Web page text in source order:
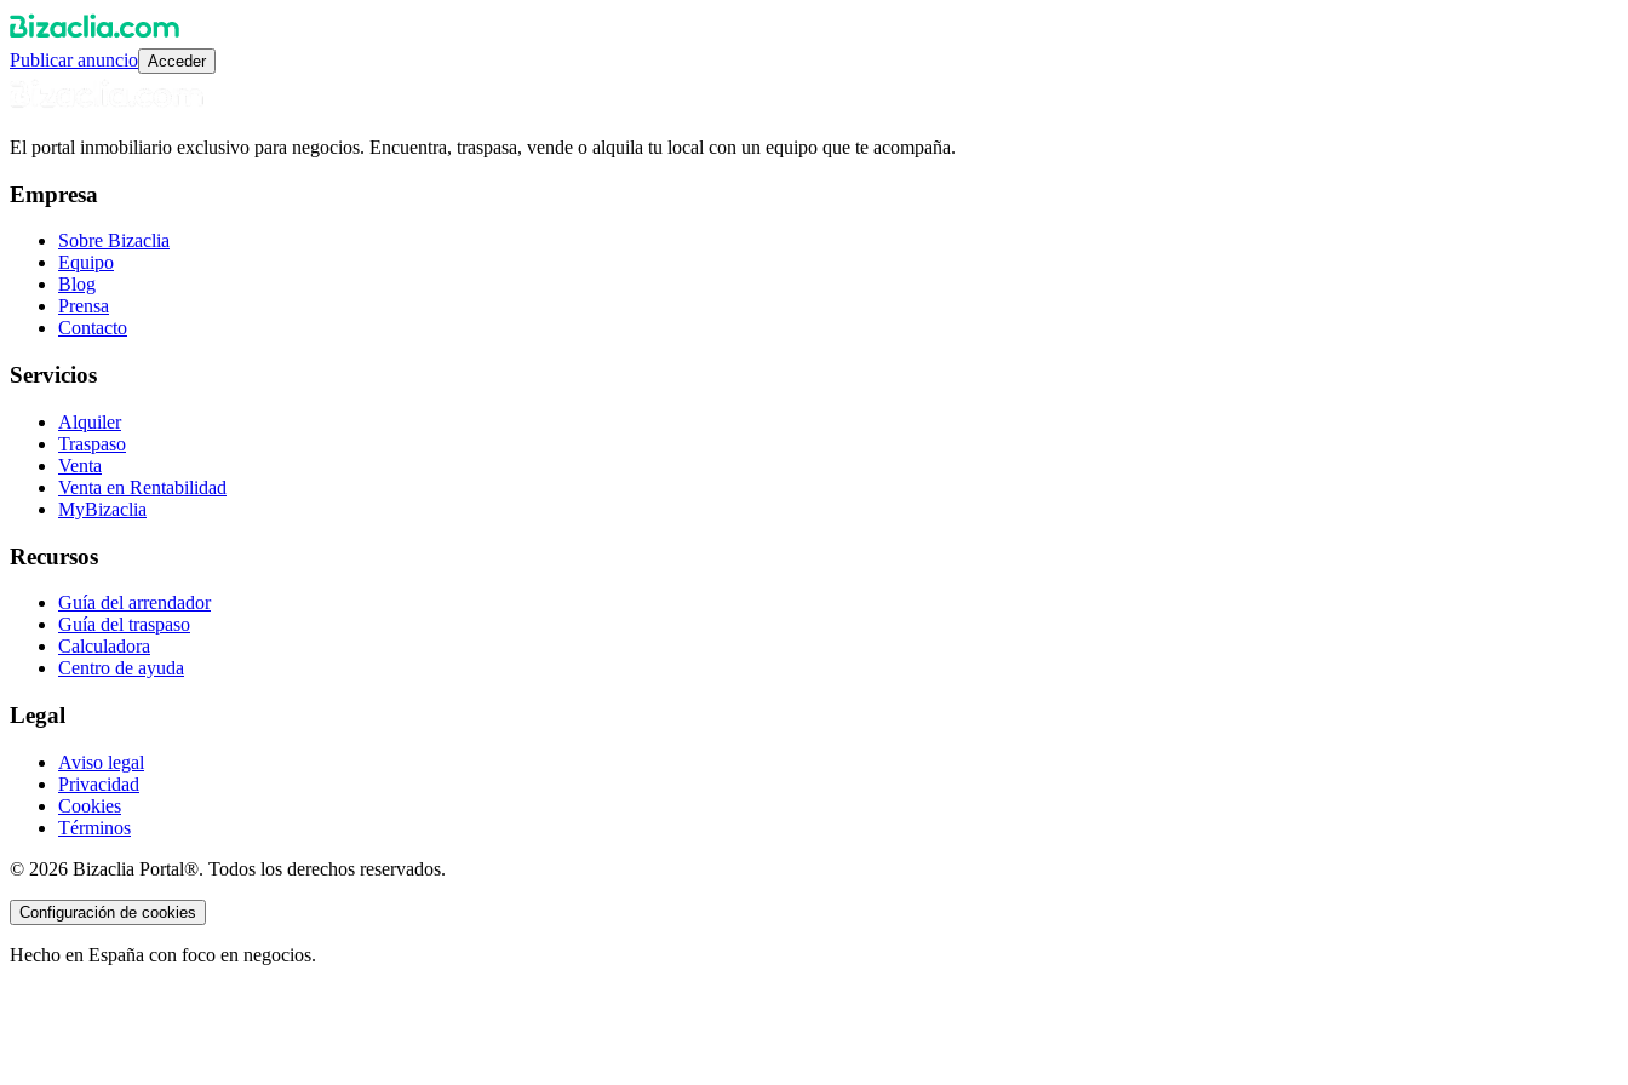
Publicar anuncio Acceder
El portal inmobiliario exclusivo para negocios. Encuentra, traspasa, vende o alquila tu local con un equipo que te acompaña.
Empresa
Sobre Bizaclia
Equipo
Blog
Prensa
Contacto
Servicios
Alquiler
Traspaso
Venta
Venta en Rentabilidad
MyBizaclia
Recursos
Guía del arrendador
Guía del traspaso
Calculadora
Centro de ayuda
Legal
Aviso legal
Privacidad
Cookies
Términos
© 2026 Bizaclia Portal®. Todos los derechos reservados.
Configuración de cookies
Hecho en España con foco en negocios.